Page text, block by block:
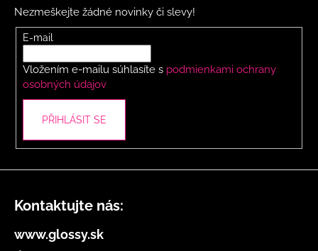
r
v
v
u
Nezmeškejte žádné novinky či slevy!
E-mail
Vložením e-mailu súhlasíte s podmienkami ochrany
osobných údajov
PŘIHLÁSIT SE
Kontaktujte nás:
www.glossy.sk